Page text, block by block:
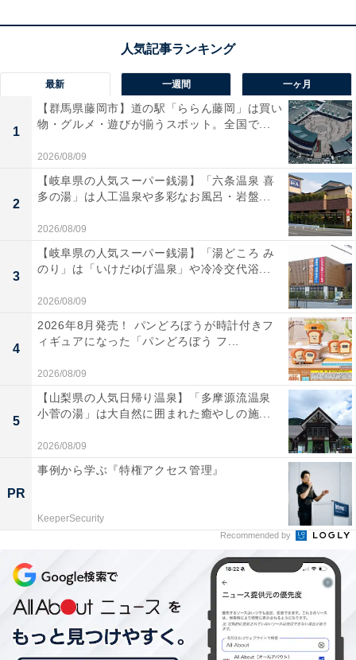
に楽になった」「コンパクトで使いやすい」と大好評。
アウトドアをより快適にこなしたい人は、購入を検討し
てみてもよいかもしれません。
【Amazonお買い得情報】ハイコーキ「マル
チボルト蓄電池」が特別価格で登場中【6月
23日】
【今日チェックしたい】ハイコーキの人気商品5選
HiKOKI(ハイコーキ) 14.4V 18V 兼用 充電式 ブロワ 大風
最新 一週間 一ヶ月
1
【群馬県藤岡市】道の駅「ららん藤岡」は買い
物・グルメ・遊びが揃うスポット。全国で...
2026/08/09
2
【岐阜県の人気スーパー銭湯】「六条温泉 喜
多の湯」は人工温泉や多彩なお風呂・岩盤...
2026/08/09
3
【岐阜県の人気スーパー銭湯】「湯どころ み
のり」は「いけだゆげ温泉」や冷冷交代浴...
2026/08/09
4
2026年8月発売！ パンどろぼうが時計付きフ
ィギュアになった「パンどろぼう フ...
2026/08/09
5
【山梨県の人気日帰り温泉】「多摩源流温泉
小菅の湯」は大自然に囲まれた癒やしの施...
2026/08/09
PR
事例から学ぶ『特権アクセス管理』
KeeperSecurity
Recommended by